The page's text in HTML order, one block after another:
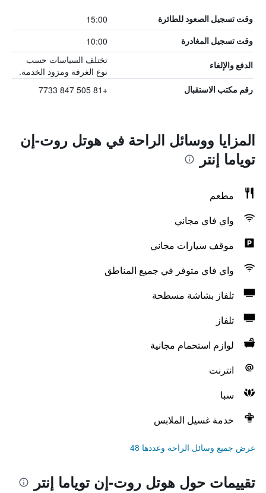
وقت تسجيل الصعود للطائرة 15:00
وقت تسجيل المغادرة 10:00
الدفع والإلغاء
تختلف السياسات حسب
نوع الغرفة ومزود الخدمة.
رقم مكتب الاستقبال +81 505 847 7733
المزايا ووسائل الراحة في هوتل روت-إن
توياما إنتر
مطعم
واي فاي مجاني
موقف سيارات مجاني
واي فاي متوفر في جميع المناطق
تلفاز بشاشة مسطحة
تلفاز
لوازم استحمام مجانية
انترنت
سبا
خدمة غسيل الملابس
عرض جميع وسائل الراحة وعددها 48
تقييمات حول هوتل روت-إن توياما إنتر